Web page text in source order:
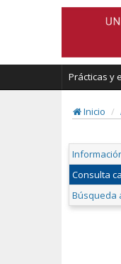
Prácticas y
Inicio
Consulta
Búsqueda